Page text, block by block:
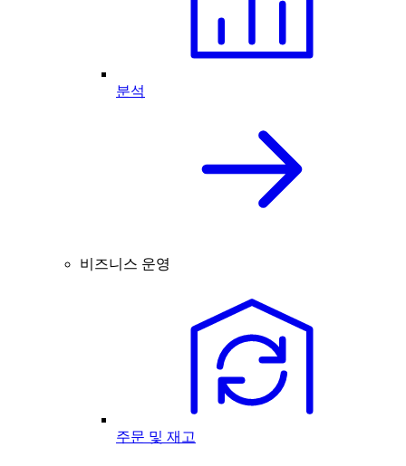
분석
비즈니스 운영
주문 및 재고